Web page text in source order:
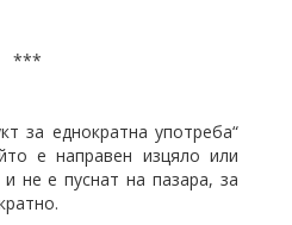
***
за еднократна употреба“
е направен изцяло или
не е пуснат на пазара, за